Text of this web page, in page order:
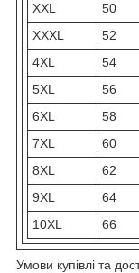
XXL
50
XXXL
52
4XL
54
5XL
56
6XL
58
7XL
60
8XL
62
9XL
64
10XL
66
Умови купівлі та